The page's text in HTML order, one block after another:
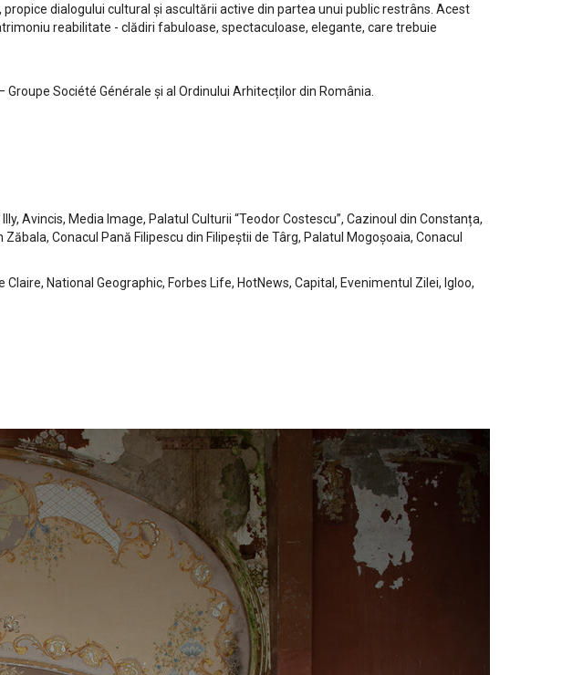
dialogului cultural și ascultării active din partea unui public restrâns. Acest
reabilitate - clădiri fabuloase, spectaculoase, elegante, care trebuie
Société Générale și al Ordinului Arhitecților din România.
Avincis, Media Image, Palatul Culturii “Teodor Costescu”, Cazinoul din Constanța,
Conacul Pană Filipescu din Filipeștii de Târg, Palatul Mogoșoaia, Conacul
National Geographic, Forbes Life, HotNews, Capital, Evenimentul Zilei, Igloo,